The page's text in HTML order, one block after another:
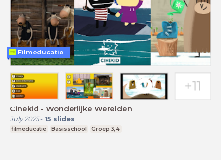
Cinekid - Wonderlijke Werelden
July 2025- 15 slides
filmeducatie Basisschool Groep 3,4
Filmeducatie